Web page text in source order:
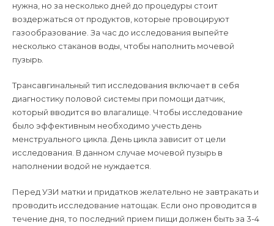
нужна, но за несколько дней до процедуры стоит
воздержаться от продуктов, которые провоцируют
газообразование. За час до исследования выпейте
несколько стаканов воды, чтобы наполнить мочевой
пузырь.
Трансавгинальный тип исследования включает в себя
диагностику половой системы при помощи датчик,
который вводится во влагалище. Чтобы исследование
было эффективным необходимо учесть день
менструального цикла. День цикла зависит от цели
исследования. В данном случае мочевой пузырь в
наполнении водой не нуждается.
Перед УЗИ матки и придатков желательно не завтракать и
проводить исследование натощак. Если оно проводится в
течение дня, то последний прием пищи должен быть за 3-4